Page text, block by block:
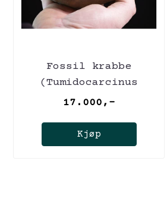
Fossil krabbe
(Tumidocarcinus
giganteus)
17.000,-
Kjøp